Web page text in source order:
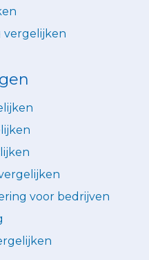
vergelijken
voor bedrijven